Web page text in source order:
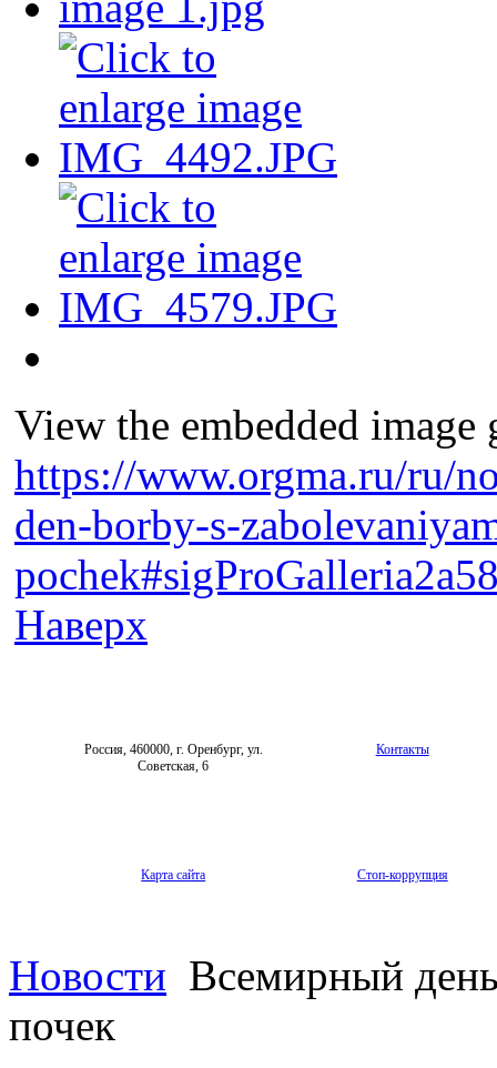
View the embedded
https://www.orgma.ru/ru/
den-borby-s-
Наверх
Россия, 460000, г. Оренбург, ул.
Советская, 6
Контакты
Карта сайта Стоп-коррупция
Новости Всемирный
почек